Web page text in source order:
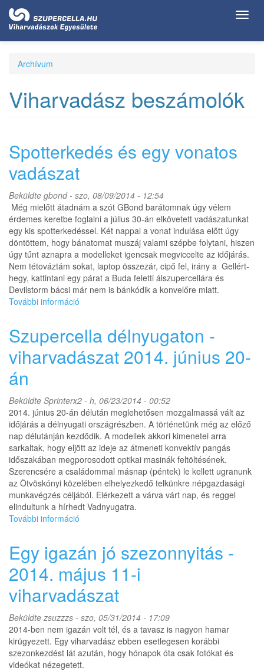
Ugrás
tartalomra
Archívum
Viharvadász beszámolók
Spotterkedés és egy vonatos
vadászat
Beküldte gbond- szo, 08/09/2014 - 12:54
Még mielőtt átadnám a szót GBond barátomnak úgy vélem
érdemes keretbe foglalni a július 30-án elkövetett vadászatunkat
egy kis spotterkedéssel. Két nappal a vonat indulása előtt úgy
döntöttem, hogy bánatomat muszáj valami szépbe folytani, hiszen
úgy tűnt aznapra a modelleket igencsak megviccelte az időjárás.
Nem tétováztám sokat, laptop összezár, cipő fel, irány a Gellért-
hegy, kattintani egy párat a Buda feletti álszupercellára és
Devilstorm bácsi már nem is bánkódik a konvelőre miatt.
További információ
vonatos
vadászat
tartalommal
Szupercella délnyugaton -
viharvadászat 2014. június 20-
án
Beküldte Sprinterx2 - h, 06/23/2014 - 00:52
2014. június 20-án délután meglehetősen mozgalmassá vált az
időjárás a délnyugati országrészben. A történetünk még az előző
nap délutánján kezdődik. A modellek akkori kimenetei arra
sarkaltak, hogy eljött az ideje az átmeneti konvektív pangás
időszakában megporosodott optikai masinák feltöltésének.
Szerencsére a családommal másnap (péntek) le kellett ugranunk
az Ötvöskónyi közelében elhelyezkedő telkünkre népgazdasági
munkavégzés céljából. Elérkezett a várva várt nap, és reggel
elindultunk a hírhedt Vadnyugatra.
További információ
viharvadászat
2014.
június
20-
án
tartalommal
kapcsolatosan
Egy igazán jó szezonnyitás -
2014. május 11-i
viharvadászat
Beküldte zsuzzzs - szo, 05/31/2014 - 17:09
2014-ben nem igazán volt tél, és a tavasz is nagyon hamar
kirügyezett. Egy viharvadász ebben esetlegesen korábbi
szezonkezdést lát azután, hogy hónapok óta csak fotókat és
videókat nézegetett.